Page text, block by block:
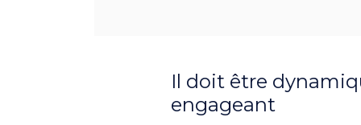
Il doit être
engageant